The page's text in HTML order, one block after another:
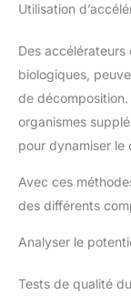
Utilisation
Des
biologiques,
de
organismes
pour dynamiser le
Avec ces
des différents
Analyser le
Tests de qualité